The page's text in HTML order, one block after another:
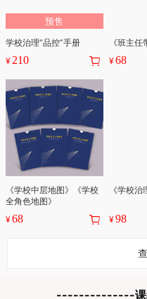
预售
学校治理“品控”手册
¥ 210
《班主任
¥68
《学校中层地图》《学校
全角色地图》
¥68
《学校治
¥98